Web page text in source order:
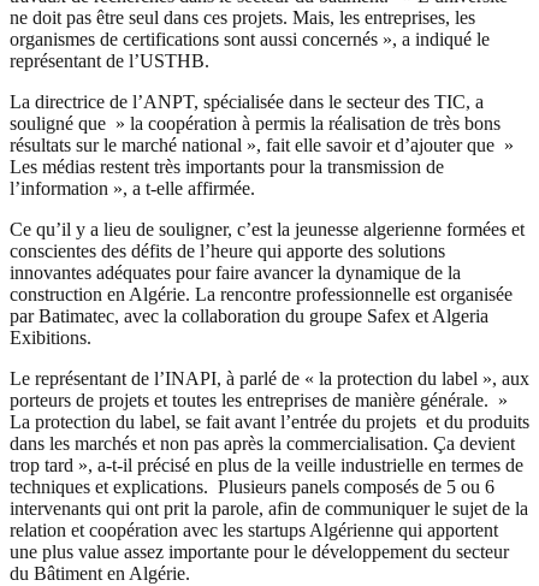
ne doit pas être seul dans ces projets. Mais, les entreprises, les
organismes de certifications sont aussi concernés », a indiqué le
représentant de l’USTHB.
La directrice de l’ANPT, spécialisée dans le secteur des TIC, a
souligné que » la coopération à permis la réalisation de très bons
résultats sur le marché national », fait elle savoir et d’ajouter que »
Les médias restent très importants pour la transmission de
l’information », a t-elle affirmée.
Ce qu’il y a lieu de souligner, c’est la jeunesse algerienne formées et
conscientes des défits de l’heure qui apporte des solutions
innovantes adéquates pour faire avancer la dynamique de la
construction en Algérie. La rencontre professionnelle est organisée
par Batimatec, avec la collaboration du groupe Safex et Algeria
Exibitions.
Le représentant de l’INAPI, à parlé de « la protection du label », aux
porteurs de projets et toutes les entreprises de manière générale. »
La protection du label, se fait avant l’entrée du projets et du produits
dans les marchés et non pas après la commercialisation. Ça devient
trop tard », a-t-il précisé en plus de la veille industrielle en termes de
techniques et explications. Plusieurs panels composés de 5 ou 6
intervenants qui ont prit la parole, afin de communiquer le sujet de la
relation et coopération avec les startups Algérienne qui apportent
une plus value assez importante pour le développement du secteur
du Bâtiment en Algérie.